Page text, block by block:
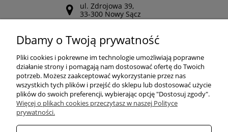
ul. Zdrojowa 39,
33-300 Nowy Sącz
Odwiedź nasz Facebook
POMOC
ZAKUPY
MOJE KONTO
Dbamy o Twoją prywatność
Pliki cookies i pokrewne im technologie umożliwiają poprawne
działanie strony i pomagają nam dostosować ofertę do Twoich
potrzeb. Możesz zaakceptować wykorzystanie przez nas
wszystkich tych plików i przejść do sklepu lub dostosować użycie
plików do swoich preferencji, wybierając opcję "Dostosuj zgody".
Więcej o plikach cookies przeczytasz w naszej Polityce
prywatności.